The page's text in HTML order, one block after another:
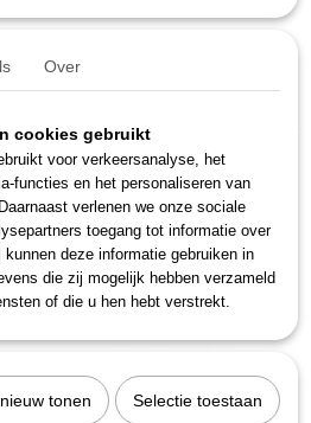
mm
Over
cookies gebruikt
voor verkeersanalyse, het
functies en het personaliseren van
verlenen we onze sociale
toegang tot informatie over
deze informatie gebruiken in
die zij mogelijk hebben verzameld
of die u hen hebt verstrekt.
tonen Selectie toestaan